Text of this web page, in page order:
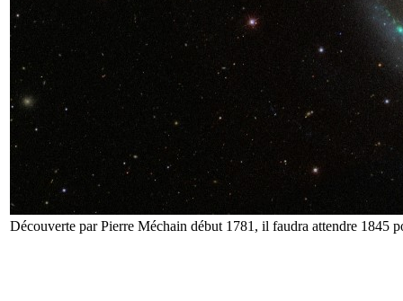
Découverte par Pierre Méchain début 1781, il faudra attendre 1845